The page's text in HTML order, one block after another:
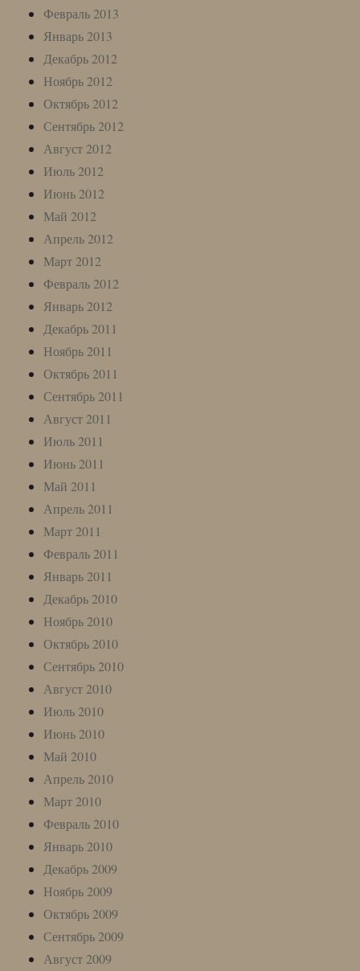
Февраль 2013
Январь 2013
Декабрь 2012
Ноябрь 2012
Октябрь 2012
Сентябрь 2012
Август 2012
Июль 2012
Июнь 2012
Май 2012
Апрель 2012
Март 2012
Февраль 2012
Январь 2012
Декабрь 2011
Ноябрь 2011
Октябрь 2011
Сентябрь 2011
Август 2011
Июль 2011
Июнь 2011
Май 2011
Апрель 2011
Март 2011
Февраль 2011
Январь 2011
Декабрь 2010
Ноябрь 2010
Октябрь 2010
Сентябрь 2010
Август 2010
Июль 2010
Июнь 2010
Май 2010
Апрель 2010
Март 2010
Февраль 2010
Январь 2010
Декабрь 2009
Ноябрь 2009
Октябрь 2009
Сентябрь 2009
Август 2009